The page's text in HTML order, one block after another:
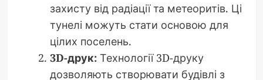
захисту від радіації та метеоритів. Ці
тунелі можуть стати основою для
цілих поселень.
3D-друк:Технології 3D-друку
дозволяють створювати будівлі з